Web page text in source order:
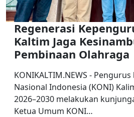
Regenerasi
Kaltim Jaga
Pembinaan Olahraga
KONIKALTIM.NEWS -
Nasional Indonesia (KONI)
2026–2030 melakukan
Ketua Umum KONI…